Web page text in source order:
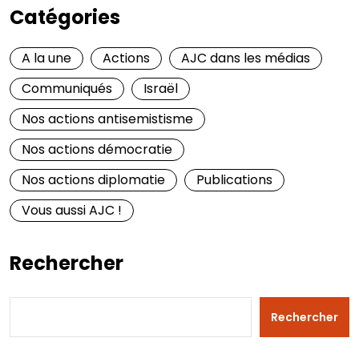
Catégories
A la une Actions
AJC dans les médias
Communiqués
Israël
Nos actions antisemistisme
Nos actions démocratie
Nos actions diplomatie
Publications
Vous aussi AJC !
Rechercher
Rechercher